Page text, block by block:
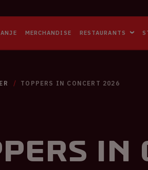
MERCHANDISE RESTAURANTS
TOPPERS IN CONCERT 2026
in